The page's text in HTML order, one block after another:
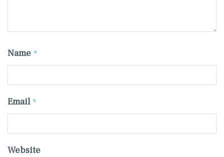
Name *
Email *
Website